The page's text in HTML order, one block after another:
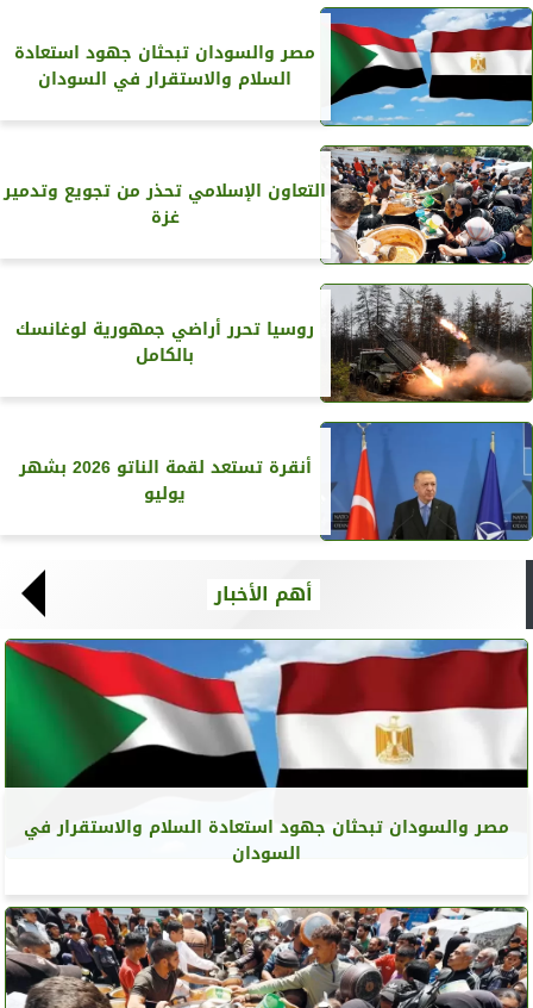
مصر والسودان تبحثان جهود استعادة
السلام والاستقرار في السودان
التعاون الإسلامي تحذر من تجويع وتدمير
غزة
روسيا تحرر أراضي جمهورية لوغانسك
بالكامل
أنقرة تستعد لقمة الناتو 2026 بشهر
يوليو
أهم الأخبار
مصر والسودان تبحثان جهود استعادة السلام والاستقرار في
السودان